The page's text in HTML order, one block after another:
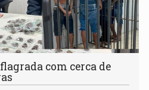
com cerca de